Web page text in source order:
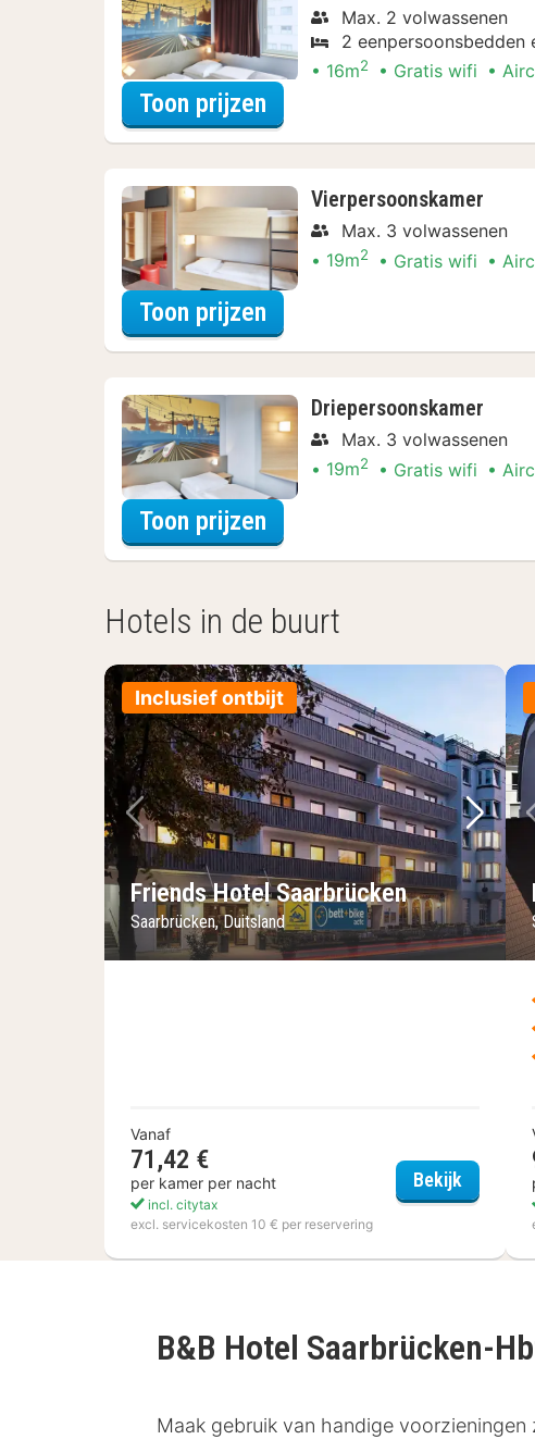
Max. 2 volwassenen
2 eenpersoonsbedden
16m2 Gratis wifi
Toon prijzen
Vierpersoonskamer
Max. 3 volwassenen
19m2 Gratis wifi
Toon prijzen
Driepersoonskamer
Max. 3 volwassenen
19m2 Gratis wifi
Toon prijzen
Hotels in de buurt
Inclusief ontbijt
Vorige foto
Friends Hotel Saarbrücken
Saarbrücken, Duitsland
Vanaf
71,42 €
per kamer per nacht
incl. citytax
excl. servicekosten 10 € per reservering
BekijkFriends
B&B Hotel Saarbrücken-
Maak gebruik van handige